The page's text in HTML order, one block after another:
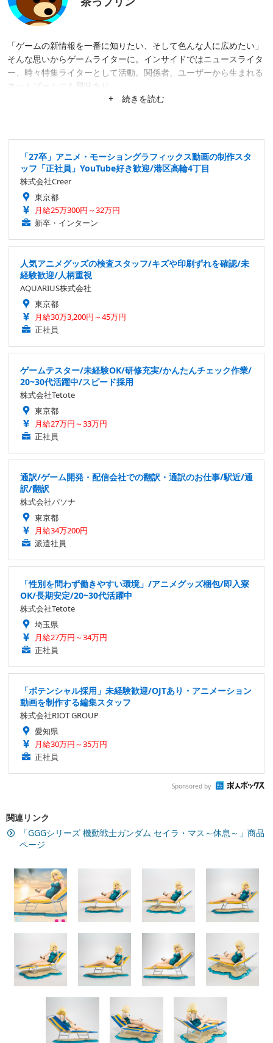
「ゲームの新情報を一番に知りたい、そして色んな人に広めたい」
そんな思いからゲームライターに。インサイドではニュースライタ
ー、時々特集ライターとして活動。関係者、ユーザーから生まれる
ネットブームにも興味あり。
+ 続きを読む
「27卒」アニメ・モーショングラフィックス動画の制作スタ
ッフ「正社員」YouTube好き歓迎/港区高輪4丁目
株式会社Creer
東京都
月給25万300円～32万円
新卒・インターン
人気アニメグッズの検査スタッフ/キズや印刷ずれを確認/未
経験歓迎/人柄重視
AQUARIUS株式会社
東京都
月給30万3,200円～45万円
正社員
ゲームテスター/未経験OK/研修充実/かんたんチェック作業/
20~30代活躍中/スピード採用
株式会社Tetote
東京都
月給27万円～33万円
正社員
通訳/ゲーム開発・配信会社での翻訳・通訳のお仕事/駅近/通
訳/翻訳
株式会社パソナ
東京都
月給34万200円
派遣社員
「性別を問わず働きやすい環境」/アニメグッズ梱包/即入寮
OK/長期安定/20~30代活躍中
株式会社Tetote
埼玉県
月給27万円～34万円
正社員
「ポテンシャル採用」未経験歓迎/OJTあり・アニメーション
動画を制作する編集スタッフ
株式会社RIOT GROUP
愛知県
月給30万円～35万円
正社員
Sponsored by
関連リンク
「GGGシリーズ 機動戦士ガンダム セイラ・マス～休息～」商品
ページ